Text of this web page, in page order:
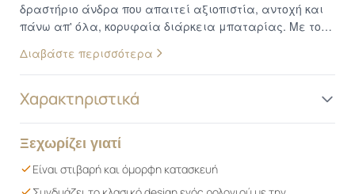
δραστήριο άνδρα που απαιτεί αξιοπιστία, αντοχή και
πάνω απ' όλα, κορυφαία διάρκεια μπαταρίας. Με τον
και μια πληθώρα λειτουργιών για την υγεία και την
επικοινωνία, το K28H είναι ο ιδανικός σύντροφος για
κάθε πρόκληση, από τις επαγγελματικές υποχρεώσεις
και την έντονη άθληση μέχρι τις υπαίθριες
Μεγάλης Διάρκειας: Το κυριότερο πλεονέκτημα του
K28H είναι η εντυπωσιακή του αυτονομία. Εξοπλισμένο
Διαβάστε περισσότερα
Χαρακτηριστικά
Ξεχωρίζει γιατί
Είναι στιβαρή και όμορφη κατασκευή